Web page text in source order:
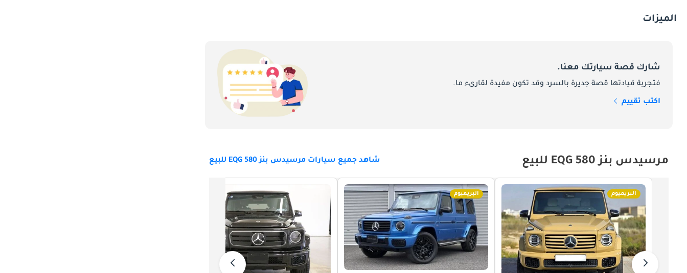
الميزات
شارك قصة سيارتك معنا.
فتجربة قيادتها قصة جديرة بالسرد وقد تكون مفيدة لقارىء ما.
اكتب تقييم
مرسيدس بنز EQG 580 للبيع شاهد جميع سيارات مرسيدس بنز EQG 580 للبيع
البريميوم البريميوم